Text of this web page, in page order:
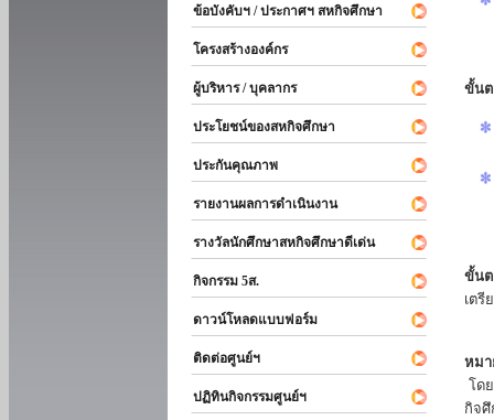
ข้อบังคับฯ / ประกาศฯ สหกิจศึกษา
โครงสร้างองค์กร
ผู้บริหาร / บุคลากร
ประโยชน์ของสหกิจศึกษา
ประกันคุณภาพ
รายงานผลการดำเนินงาน
รางวัลนักศึกษาสหกิจศึกษาดีเด่น
กิจกรรม 5ส.
ดาวน์โหลดแบบฟอร์ม
ติดต่อศูนย์ฯ
ปฏิทินกิจกรรมศูนย์ฯ
ขั้นต
ขั้น
เตรี
หมา
โด
กิจ